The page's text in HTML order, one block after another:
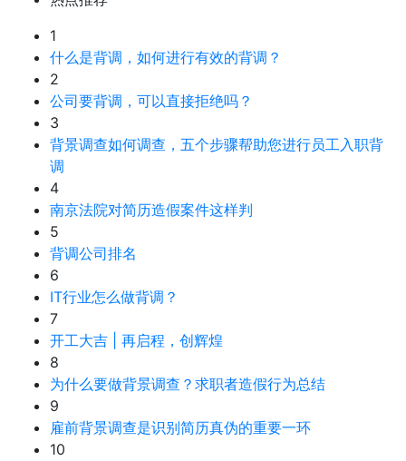
1
什么是背调，如何进行有效的背调？
2
公司要背调，可以直接拒绝吗？
3
背景调查如何调查，五个步骤帮助您进行员工入职背
调
4
南京法院对简历造假案件这样判
5
背调公司排名
6
IT行业怎么做背调？
7
开工大吉 | 再启程，创辉煌
8
为什么要做背景调查？求职者造假行为总结
9
雇前背景调查是识别简历真伪的重要一环
10